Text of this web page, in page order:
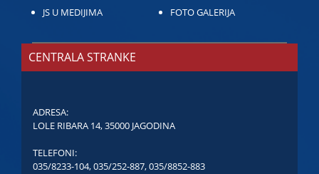
JS U MEDIJIMA
FOTO GALERIJA
CENTRALA STRANKE
ADRESA:
LOLE RIBARA 14, 35000 JAGODINA
TELEFONI:
035/8233-104,035/252-887,035/8852-883